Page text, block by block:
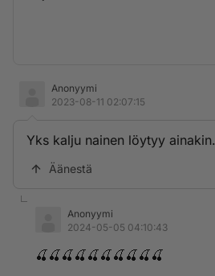
Anonyymi
2023-08-11 02:07:15
Yks kalju nainen löytyy ainakin.
Äänestä
Anonyymi
2024-05-05 04:10:43
🍒🍒🍒🍒🍒🍒🍒🍒🍒🍒